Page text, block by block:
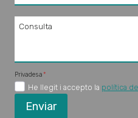
Consulta
Privadesa*
He llegit i accepto la política
Enviar